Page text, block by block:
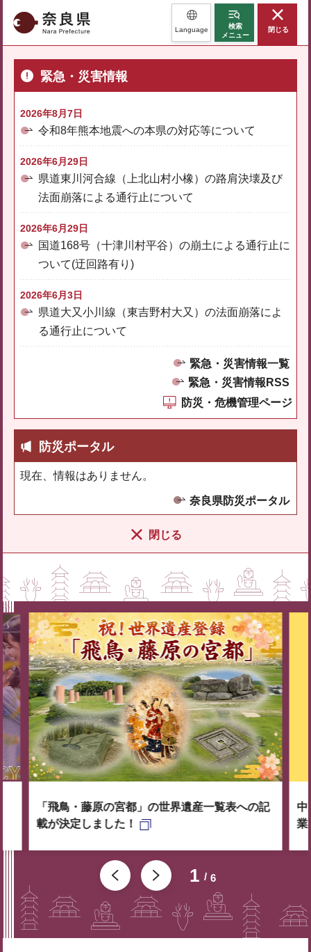
奈良県 Language
検索
メニュー
閉じる
緊急・災害情報
2026年8月7日
令和8年熊本地震への本県の対応等について
2026年6月29日
県道東川河合線（上北山村小橡）の路肩決壊及び
法面崩落による通行止について
2026年6月29日
国道168号（十津川村平谷）の崩土による通行止に
ついて(迂回路有り)
2026年6月3日
県道大又小川線（東吉野村大又）の法面崩落によ
る通行止について
緊急・災害情報一覧
緊急・災害情報RSS
防災・危機管理ページ
防災ポータル
現在、情報はありません。
奈良県防災ポータル
閉じる
1 6
「飛鳥・藤原の宮都」の世界遺産一覧表への記
載が決定しました！
中
業